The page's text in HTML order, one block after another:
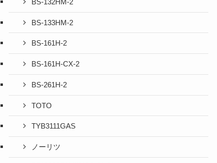
BS-132HM-2
BS-133HM-2
BS-161H-2
BS-161H-CX-2
BS-261H-2
TOTO
TYB3111GAS
ノーリツ